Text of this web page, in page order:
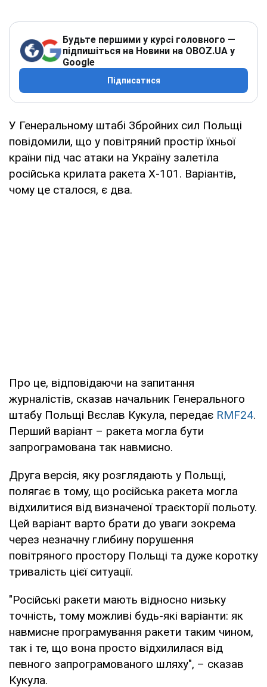
Будьте першими у курсі головного —
підпишіться на Новини на OBOZ.UA у
Google
Підписатися
У Генеральному штабі Збройних сил Польщі
повідомили, що у повітряний простір їхньої
країни під час атаки на Україну залетіла
російська крилата ракета Х-101. Варіантів,
чому це сталося, є два.
Про це, відповідаючи на запитання
журналістів, сказав начальник Генерального
штабу Польщі Вєслав Кукула, передає RMF24.
Перший варіант – ракета могла бути
запрограмована так навмисно.
Друга версія, яку розглядають у Польщі,
полягає в тому, що російська ракета могла
відхилитися від визначеної траєкторії польоту.
Цей варіант варто брати до уваги зокрема
через незначну глибину порушення
повітряного простору Польщі та дуже коротку
тривалість цієї ситуації.
"Російські ракети мають відносно низьку
точність, тому можливі будь-які варіанти: як
навмисне програмування ракети таким чином,
так і те, що вона просто відхилилася від
певного запрограмованого шляху", – сказав
Кукула.